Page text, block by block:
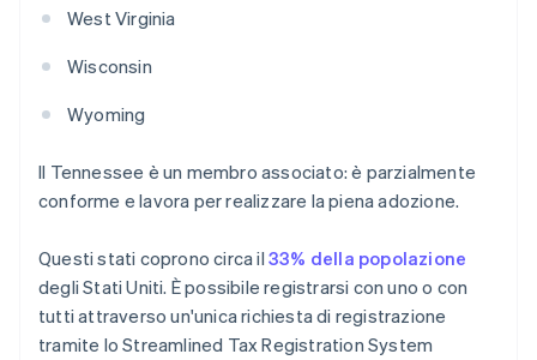
West Virginia
Wisconsin
Wyoming
Il Tennessee è un membro associato: è parzialmente
conforme e lavora per realizzare la piena adozione.
Questi stati coprono circa il 33% della popolazione
degli Stati Uniti. È possibile registrarsi con uno o con
tutti attraverso un'unica richiesta di registrazione
tramite lo Streamlined Tax Registration System